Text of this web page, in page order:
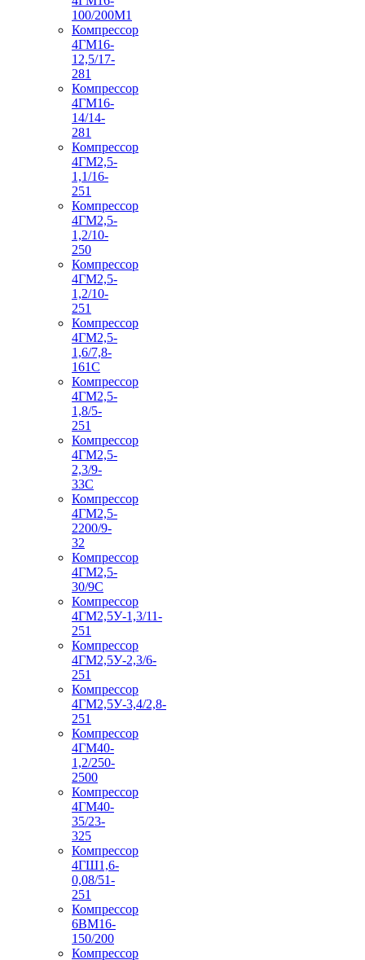
100/200М1
Компрессор
4ГМ16-
12,5/17-
281
Компрессор
4ГМ16-
14/14-
281
Компрессор
4ГМ2,5-
1,1/16-
251
Компрессор
4ГМ2,5-
1,2/10-
250
Компрессор
4ГМ2,5-
1,2/10-
251
Компрессор
4ГМ2,5-
1,6/7,8-
161С
Компрессор
4ГМ2,5-
1,8/5-
251
Компрессор
4ГМ2,5-
2,3/9-
33С
Компрессор
4ГМ2,5-
2200/9-
32
Компрессор
4ГМ2,5-
30/9С
Компрессор
4ГМ2,5У-1,3/11-
251
Компрессор
4ГМ2,5У-2,3/6-
251
Компрессор
4ГМ2,5У-3,4/2,8-
251
Компрессор
4ГМ40-
1,2/250-
2500
Компрессор
4ГМ40-
35/23-
325
Компрессор
4ГШ1,6-
0,08/51-
251
Компрессор
6ВМ16-
150/200
Компрессор